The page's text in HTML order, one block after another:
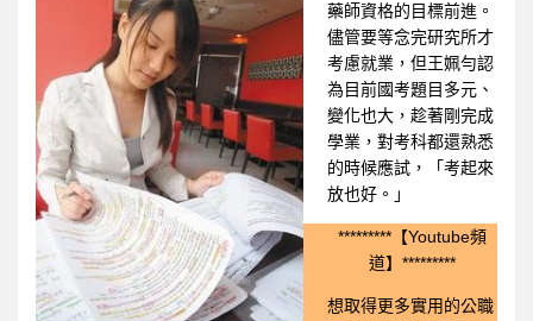
藥師資格的目標前進。
儘管要等念完研究所才
考慮就業，但王姵勻認
為目前國考題目多元、
變化也大，趁著剛完成
學業，對考科都還熟悉
的時候應試，「考起來
放也好。」
*********【Youtube頻
道】*********
想取得更多實用的公職